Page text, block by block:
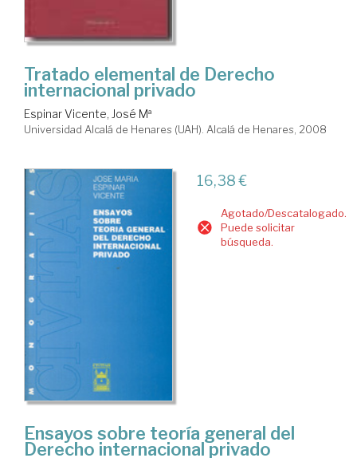
Tratado elemental de Derecho
internacional privado
Espinar Vicente, José Mª
Universidad Alcalá de Henares (UAH). Alcalá de Henares, 2008
16,38 €
Agotado/Descatalogado.
Puede solicitar
búsqueda.
Ensayos sobre teoría general del
Derecho internacional privado